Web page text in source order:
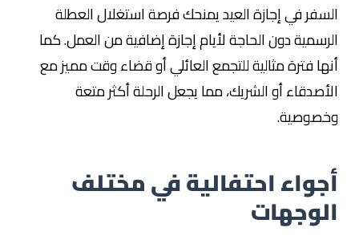
السفر في إجازة العيد يمنحك فرصة استغلال العطلة
الرسمية دون الحاجة لأيام إجازة إضافية من العمل. كما
أنها فترة مثالية للتجمع العائلي أو قضاء وقت مميز مع
الأصدقاء أو الشريك، مما يجعل الرحلة أكثر متعة
وخصوصية.
أجواء احتفالية في مختلف
الوجهات